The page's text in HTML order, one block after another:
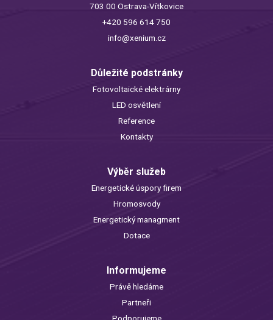
703 00 Ostrava-Vítkovice
+420 596 614 750
info@xenium.cz
Důležité podstránky
Fotovoltaické elektrárny
LED osvětlení
Reference
Kontakty
Výběr služeb
Energetické úspory firem
Hromosvody
Energetický managment
Dotace
Informujeme
Právě hledáme
Partneři
Podporujeme